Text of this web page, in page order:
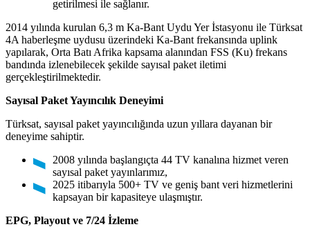
getirilmesi ile sağlanır.
2014 yılında kurulan 6,3 m Ka-Bant Uydu Yer İstasyonu ile Türksat
4A haberleşme uydusu üzerindeki Ka-Bant frekansında uplink
yapılarak, Orta Batı Afrika kapsama alanından FSS (Ku) frekans
bandında izlenebilecek şekilde sayısal paket iletimi
gerçekleştirilmektedir.
Sayısal Paket Yayıncılık Deneyimi
Türksat, sayısal paket yayıncılığında uzun yıllara dayanan bir
deneyime sahiptir.
2008 yılında başlangıçta 44 TV kanalına hizmet veren
sayısal paket yayınlarımız,
2025 itibarıyla 500+ TV ve geniş bant veri hizmetlerini
kapsayan bir kapasiteye ulaşmıştır.
EPG, Playout ve 7/24 İzleme